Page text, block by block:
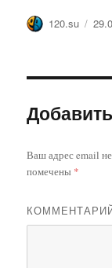
Автор
120.su
Ваш адрес email
помечены *